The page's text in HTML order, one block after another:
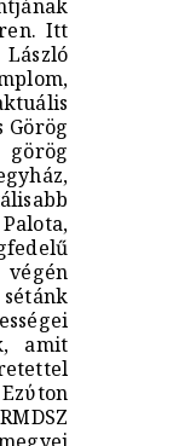
Itt
Görög
amit